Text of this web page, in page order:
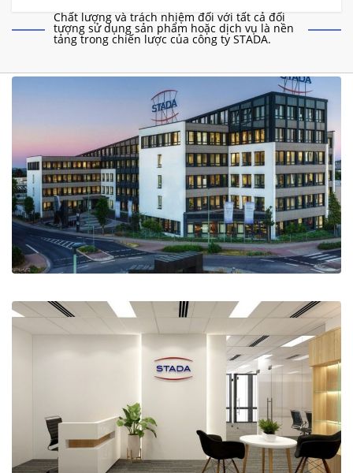
Chất lượng và trách nhiệm đối với tất cả đối
tượng sử dụng sản phẩm hoặc dịch vụ là nền
tảng trong chiến lược của công ty STADA.